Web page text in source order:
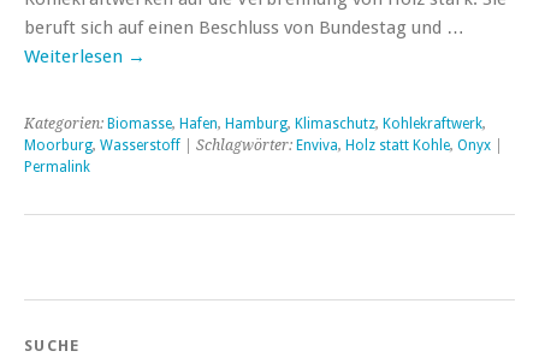
beruft sich auf einen Beschluss von Bundestag und …
Weiterlesen →
Kategorien: Biomasse, Hafen, Hamburg, Klimaschutz, Kohlekraftwerk,
Moorburg, Wasserstoff | Schlagwörter: Enviva, Holz statt Kohle, Onyx
Permalink
SUCHE